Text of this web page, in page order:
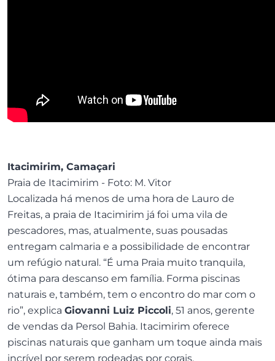
Itacimirim, Camaçari
Praia de Itacimirim - Foto: M. Vitor
Localizada há menos de uma hora de Lauro de
Freitas, a praia de Itacimirim já foi uma vila de
pescadores, mas, atualmente, suas pousadas
entregam calmaria e a possibilidade de encontrar
um refúgio natural. “É uma Praia muito tranquila,
ótima para descanso em família. Forma piscinas
naturais e, também, tem o encontro do mar com o
rio”, explica Giovanni Luiz Piccoli, 51 anos, gerente
de vendas da Persol Bahia. Itacimirim oferece
piscinas naturais que ganham um toque ainda mais
incrível por serem rodeadas por corais.